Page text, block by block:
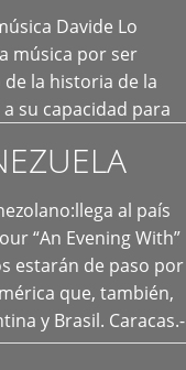
Davide Lo
música por ser
la historia de la
su capacidad para
al país
“An Evening With”
estarán de paso por
que, también,
y Brasil. Caracas.-